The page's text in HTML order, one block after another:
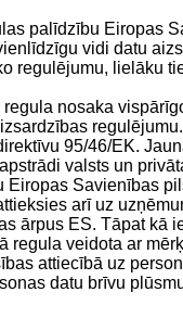
palīdzību Eiropas
vidi datu
regulējumu, lielāku
nosaka
95/46/EK.
valsts un
Eiropas Savienības
arī uz
ārpus ES. Tāpat kā
regula veidota ar
attiecībā uz
datu brīvu